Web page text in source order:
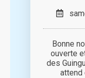
Bonne
ouverte
des
attend